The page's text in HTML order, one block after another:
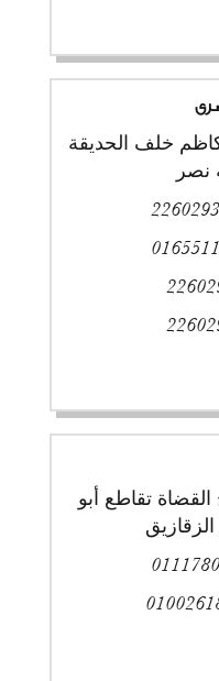
كاظم خلف الحديقة
نصر
القضاة تقاطع أبو